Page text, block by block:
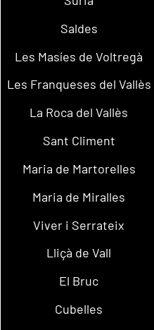
Saldes
Les Masíes de Voltregà
Les Franqueses del Vallès
La Roca del Vallès
Sant Climent
Maria de Martorelles
Maria de Miralles
Viver i Serrateix
Lliçà de Vall
El Bruc
Cubelles